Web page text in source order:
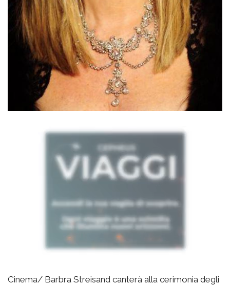
Cinema/ Barbra Streisand canterà alla cerimonia degli